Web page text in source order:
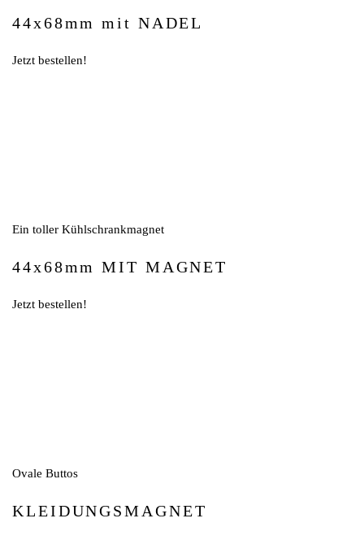
44x68mm mit NADEL
Jetzt bestellen!
Ein toller Kühlschrankmagnet
44x68mm MIT MAGNET
Jetzt bestellen!
Ovale Buttos
KLEIDUNGSMAGNET